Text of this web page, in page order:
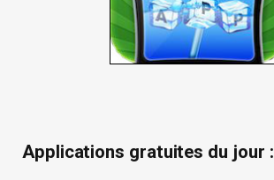
Applications gratuites du jour :